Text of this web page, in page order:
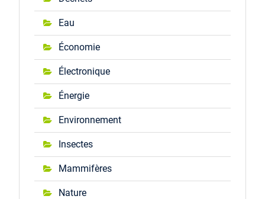
Eau
Économie
Électronique
Énergie
Environnement
Insectes
Mammifères
Nature